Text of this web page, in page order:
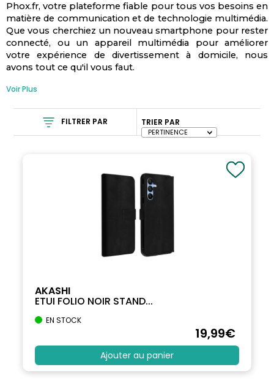
Phox.fr, votre plateforme fiable pour tous vos besoins en
matière de communication et de technologie multimédia.
Que vous cherchiez un nouveau smartphone pour rester
connecté, ou un appareil multimédia pour améliorer
votre expérience de divertissement à domicile, nous
avons tout ce qu'il vous faut.
Voir Plus
FILTRER PAR TRIER PAR
AKASHI
ETUI FOLIO NOIR STAND...
EN STOCK
19,99€
Ajouter au panier